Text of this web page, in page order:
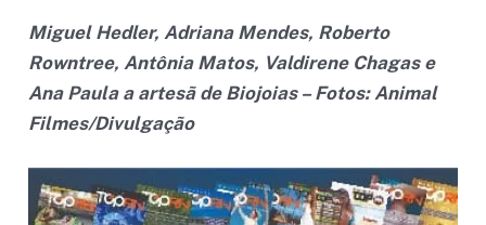
Miguel Hedler, Adriana Mendes, Roberto
Rowntree, Antônia Matos, Valdirene Chagas e
Ana Paula a artesã de Biojoias –Fotos: Animal
Filmes/Divulgação